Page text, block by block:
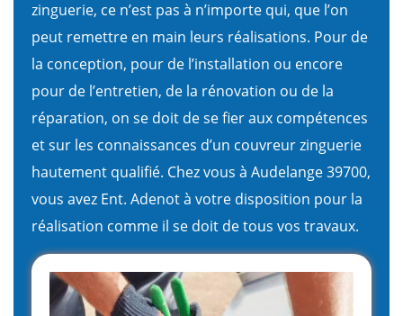
zinguerie, ce n’est pas à n’importe qui, que l’on
peut remettre en main leurs réalisations. Pour de
la conception, pour de l’installation ou encore
pour de l’entretien, de la rénovation ou de la
réparation, on se doit de se fier aux compétences
et sur les connaissances d’un couvreur zinguerie
hautement qualifié. Chez vous à Audelange 39700,
vous avez Ent. Adenot à votre disposition pour la
réalisation comme il se doit de tous vos travaux.